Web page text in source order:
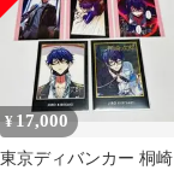
¥ 17,000
東京ディバンカー 桐崎